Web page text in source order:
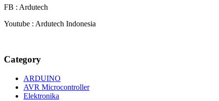
FB : Ardutech
Youtube : Ardutech Indonesia
Category
ARDUINO
AVR Microcontroller
Elektronika